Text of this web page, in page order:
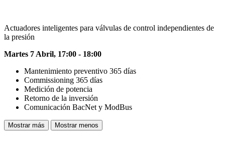
Actuadores inteligentes para válvulas de control independientes de
la presión
Martes 7 Abril, 17:00 - 18:00
Mantenimiento preventivo 365 días
Commissioning 365 días
Medición de potencia
Retorno de la inversión
Comunicación BacNet y ModBus
Mostrar más Mostrar menos